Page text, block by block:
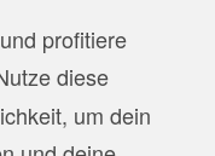
profitiere
diese
um dein